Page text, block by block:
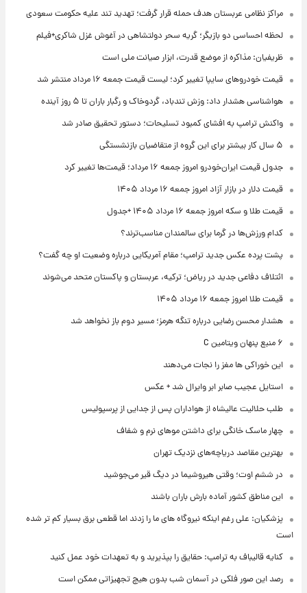
مراکز نظامی عربستان هدف حمله قرار گرفت؛ تهدید تند علیه حکومت سعودی
لحظه احساسی دو بازیگر؛ گریه سحر دولتشاهی در آغوش غزل شاکری+فیلم
ظریفیان: مذاکره از موضع قدرت، ابزار صیانت ملی است
قیمت خودروهای سایپا تغییر کرد؛ لیست قیمت جمعه ۱۶ مرداد منتشر شد
هواشناسی هشدار داد: وزش تندباد، گردوخاک و رگبار باران تا ۵ روز آینده
واکنش ترامپ به افشای کمبود تسلیحات؛ دستور تحقیق صادر شد
۵ سال کار بیشتر برای این گروه از متقاضیان بازنشستگی
جدول قیمت ایران‌خودرو امروز جمعه ۱۶ مرداد؛ قیمت‌ها تغییر کرد
قیمت دلار در بازار آزاد امروز جمعه ۱۶ مرداد ۱۴۰۵
قیمت طلا و سکه امروز جمعه ۱۶ مرداد ۱۴۰۵ +جدول
کدام ورزش‌ها در گرما برای سالمندان مناسب‌ترند؟
پشت پرده عکس جدید ترامپ؛ مقام آمریکایی درباره وضعیت او چه گفت؟
ائتلاف دفاعی جدید در ریاض؛ ترکیه، عربستان و پاکستان متحد می‌شوند
قیمت طلا امروز جمعه ۱۶ مرداد ۱۴۰۵
هشدار محسن رضایی درباره تنگه هرمز؛ مسیر دوم باز نخواهد شد
۶ منبع پنهان ویتامین C
این خوراکی ها مغز را نجات می‌دهند
استایل عجیب صابر ابر وایرال شد + عکس
طلب حلالیت عالیشاه از هواداران پس از جدایی از پرسپولیس
چهار ماسک خانگی برای داشتن موهای نرم و شفاف
بهترین مقاصد دریاچه‌های نزدیک تهران
در ششم اوت؛ وقتی هیروشیما در دیگ قیر می‌جوشید
این مناطق کشور آماده بارش باران باشند
پزشکیان: علی رغم اینکه نیروگاه های ما را زدند اما قطعی برق بسیار کم تر شده
است
کنایه قالیباف به ترامپ: حقایق را بپذیرید و به تعهدات خود عمل کنید
رصد این صور فلکی در آسمان شب بدون هیچ تجهیزاتی ممکن است